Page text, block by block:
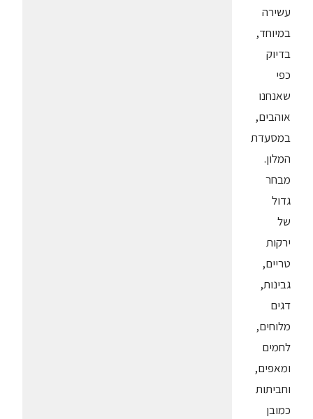
עשירה
במיוחד,
בדיוק
כפי
שאנחנו
אוהבים,
במסעדת
המלון.
מבחר
גדול
של
ירקות
טריים,
גבינות,
דגים
מלוחים,
לחמים
ומאפים,
וחביתות
כמובן